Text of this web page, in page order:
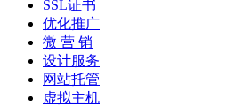
SSL证书
优化推广
微 营 销
设计服务
网站托管
虚拟主机